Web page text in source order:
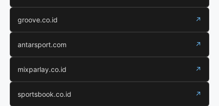
groove.co.id ↗
antarsport.com ↗
mixparlay.co.id ↗
sportsbook.co.id ↗